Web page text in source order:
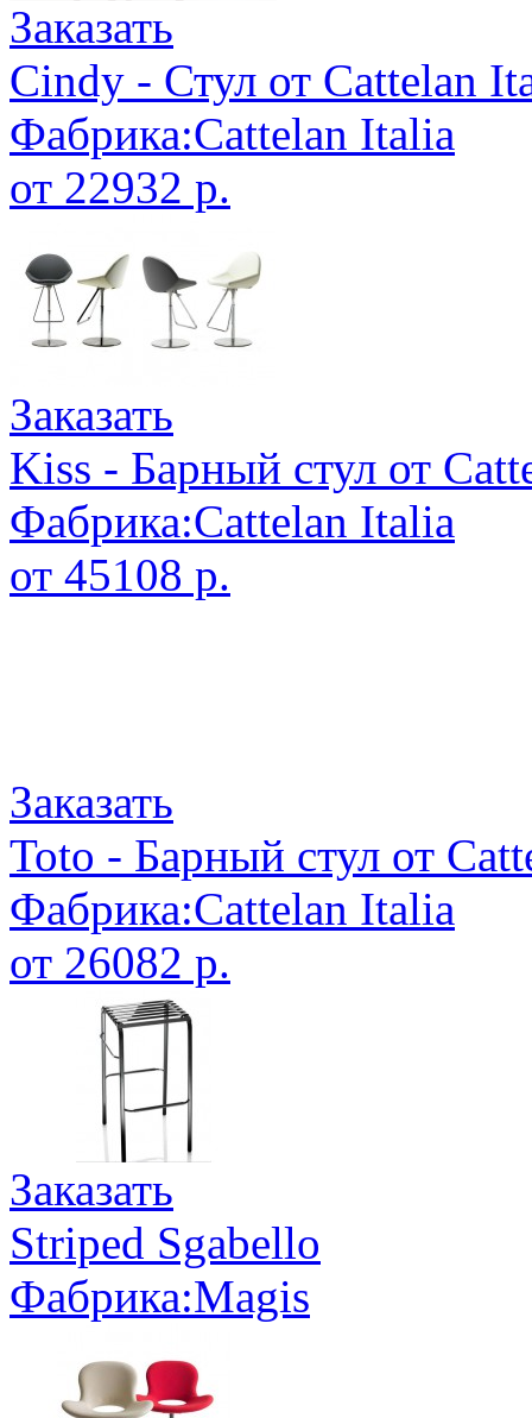
Заказать
Cindy - Стул от Cattelan
Фабрика:Cattelan Italia
от 22932 р.
Заказать
Kiss - Барный стул от
Фабрика:Cattelan Italia
от 45108 р.
Заказать
Toto - Барный стул от
Фабрика:Cattelan Italia
от 26082 р.
Заказать
Striped Sgabello
Фабрика:Magis